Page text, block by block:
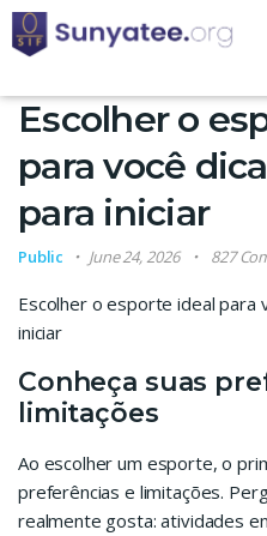
Escolher o
para você
para iniciar
Public June 24, 2026 827
Escolher o esporte ideal para
iniciar
Conheça suas
limitações
Ao escolher um esporte, o
preferências e limitações.
realmente gosta: atividades